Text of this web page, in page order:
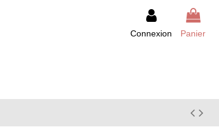
Connexion Panier